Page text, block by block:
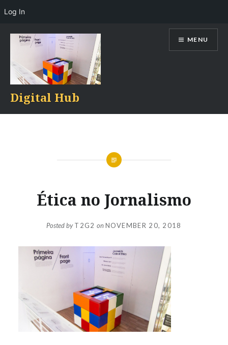
Digital Hub
MENU
Ética no Jornalismo
Posted byT2G2 onNOVEMBER 20, 2018
Log In